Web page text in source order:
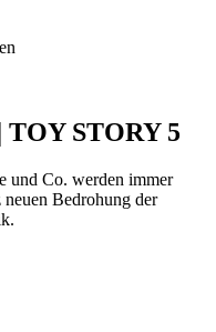
TOY STORY 5
und Co. werden immer
Bedrohung der